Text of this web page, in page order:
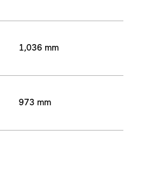
1,036 mm
973 mm